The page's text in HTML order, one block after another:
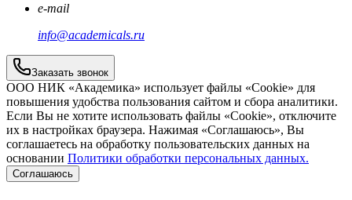
e-mail
info@academicals.ru
Заказать звонок
ООО НИК «Академика» использует файлы «Cookie» для
повышения удобства пользования сайтом и сбора аналитики.
Если Вы не хотите использовать файлы «Cookie», отключите
их в настройках браузера. Нажимая «Соглашаюсь», Вы
соглашаетесь на обработку пользовательских данных на
основании Политики обработки персональных данных.
Соглашаюсь